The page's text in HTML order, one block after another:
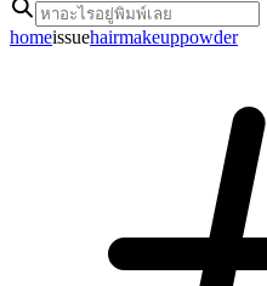
homeissuehairmakeuppowder